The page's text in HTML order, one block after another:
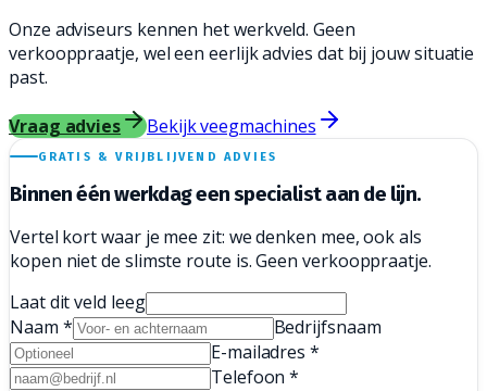
Onze adviseurs kennen het werkveld. Geen
verkooppraatje, wel een eerlijk advies dat bij jouw situatie
past.
Vraag advies Bekijk veegmachines
GRATIS & VRIJBLIJVEND ADVIES
Binnen één werkdag eenspecialist aan de lijn.
Vertel kort waar je mee zit: we denken mee, ook als
kopen niet de slimste route is. Geen verkooppraatje.
Laat dit veld leeg
Naam *
Bedrijfsnaam
E-mailadres *
Telefoon *